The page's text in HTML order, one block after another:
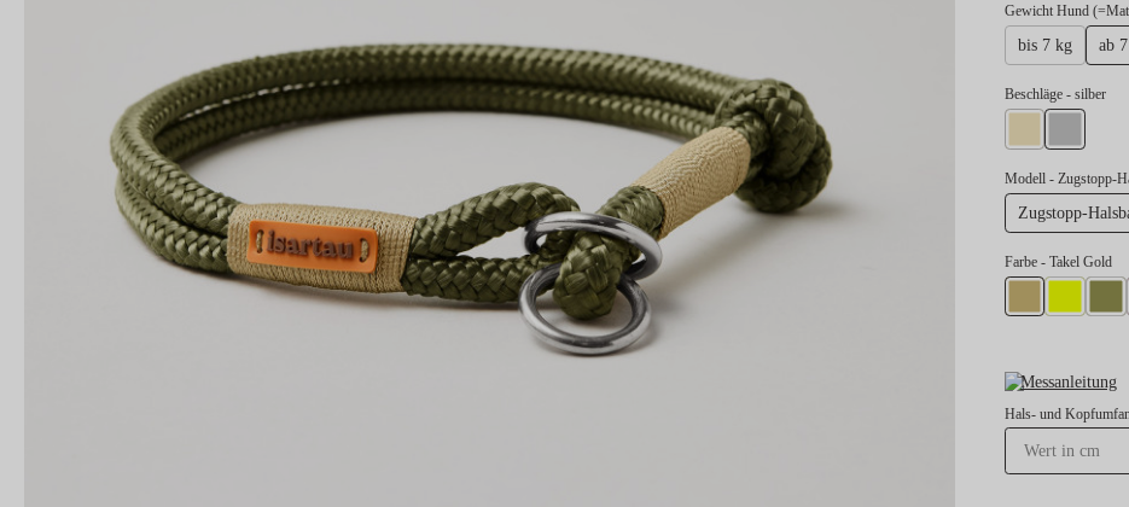
Gewicht Hund
bis 7 kg ab
Beschlägeauswählen
- silber
silber
Modell - Zugstopp-
Zugstopp-
Farbe - Takel Gold
Messanleitung
Hals- und